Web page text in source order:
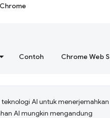
Contoh Chrome Web
AI untuk menerjemahkan
AI mungkin mengandung